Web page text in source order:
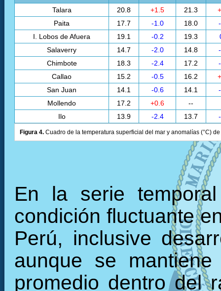
Talara
20.8 +1.5 21.3
Paita
17.7 -1.0 18.0
I. Lobos de Afuera
19.1 -0.2 19.3
Salaverry
14.7 -2.0 14.8
Chimbote
18.3 -2.4 17.2
Callao
15.2 -0.5 16.2
San Juan
14.1 -0.6 14.1
Mollendo
17.2 +0.6
--
Ilo
13.9 -2.4 13.7
Figura 4. Cuadro de la temperatura superficial del mar y anomalías (°C)
En la serie
condición fluctuante
Perú, inclusive
aunque se
promedio dentro del